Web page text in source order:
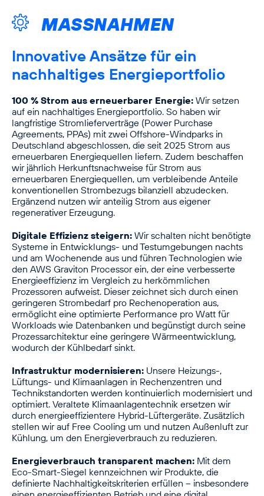
MASSNAHMEN
Innovative Ansätze für ein
nachhaltiges Energieportfolio
100 % Strom aus erneuerbarer Energie: Wir setzen
auf ein nachhaltiges Energieportfolio. So haben wir
langfristige Stromlieferverträge (Power Purchase
Agreements, PPAs) mit zwei Offshore-Windparks in
Deutschland abgeschlossen, die seit 2025 Strom aus
erneuerbaren Energiequellen liefern. Zudem beschaffen
wir jährlich Herkunftsnachweise für Strom aus
erneuerbaren Energiequellen, um verbleibende Anteile
konventionellen Strombezugs bilanziell abzudecken.
Ergänzend nutzen wir anteilig Strom aus eigener
regenerativer Erzeugung.
Digitale Effizienz steigern: Wir schalten nicht benötigte
Systeme in Entwicklungs- und Testumgebungen nachts
und am Wochenende aus und führen Technologien wie
den AWS Graviton Processor ein, der eine verbesserte
Energieeffizienz im Vergleich zu herkömmlichen
Prozessoren aufweist. Dieser zeichnet sich durch einen
geringeren Strombedarf pro Rechenoperation aus,
ermöglicht eine optimierte Performance pro Watt für
Workloads wie Datenbanken und begünstigt durch seine
Prozessarchitektur eine geringere Wärmeentwicklung,
wodurch der Kühlbedarf sinkt.
Infrastruktur modernisieren: Unsere Heizungs-,
Lüftungs- und Klimaanlagen in Rechenzentren und
Technikstandorten werden kontinuierlich modernisiert und
optimiert. Veraltete Klimaanlagentechnik ersetzen wir
durch energieeffizientere Hybrid-Lüftergeräte. Zusätzlich
stellen wir auf Free Cooling um und nutzen Außenluft zur
Kühlung, um den Energieverbrauch zu reduzieren.
Energieverbrauch transparent machen: Mit dem
Eco-Smart-Siegel kennzeichnen wir Produkte, die
definierte Nachhaltigkeitskriterien erfüllen – insbesondere